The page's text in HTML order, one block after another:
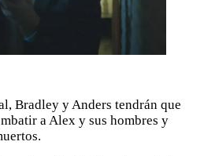
Bradley y Anders tendrán que
a Alex y sus hombres y